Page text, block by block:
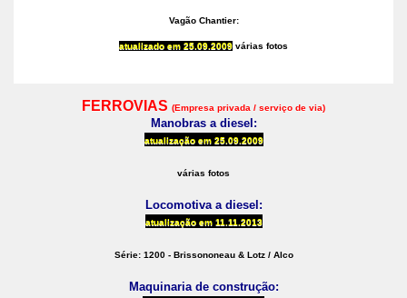
Vagão Chantier:
atualizado em 25.09.2009 várias fotos
FERROVIAS (Empresa privada / serviço de via)
Manobras a diesel:
atualização em25.09.2009
várias fotos
Locomotiva a diesel:
atualização em11.11.2013
Série: 1200 - Brissononeau & Lotz / Alco
Maquinaria de construção: